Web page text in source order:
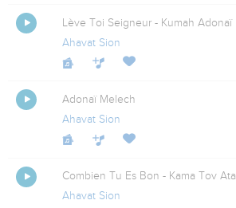
Lève Toi Seigneur - Kumah Adonaï
Ahavat Sion
Adonaï Melech
Ahavat Sion
Combien Tu Es Bon - Kama Tov Ata
Ahavat Sion